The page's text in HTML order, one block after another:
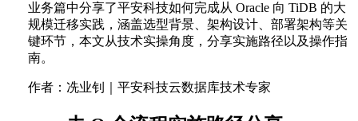
业务篇中分享了平安科技如何完成从 Oracle 向 TiDB 的大
规模迁移实践，涵盖选型背景、架构设计、部署架构等关
键环节，本文从技术实操角度，分享实施路径以及操作指
南。
作者：冼业钊｜平安科技云数据库技术专家